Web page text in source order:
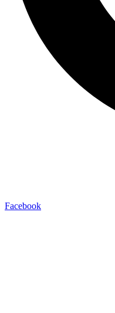
Facebook